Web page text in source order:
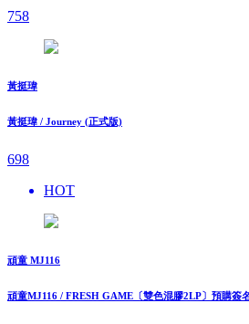
758
黃挺瑋
黃挺瑋 / Journey (正式版)
698
HOT
頑童 MJ116
頑童MJ116 / FRESH GAME〔雙色混膠2LP〕預購簽